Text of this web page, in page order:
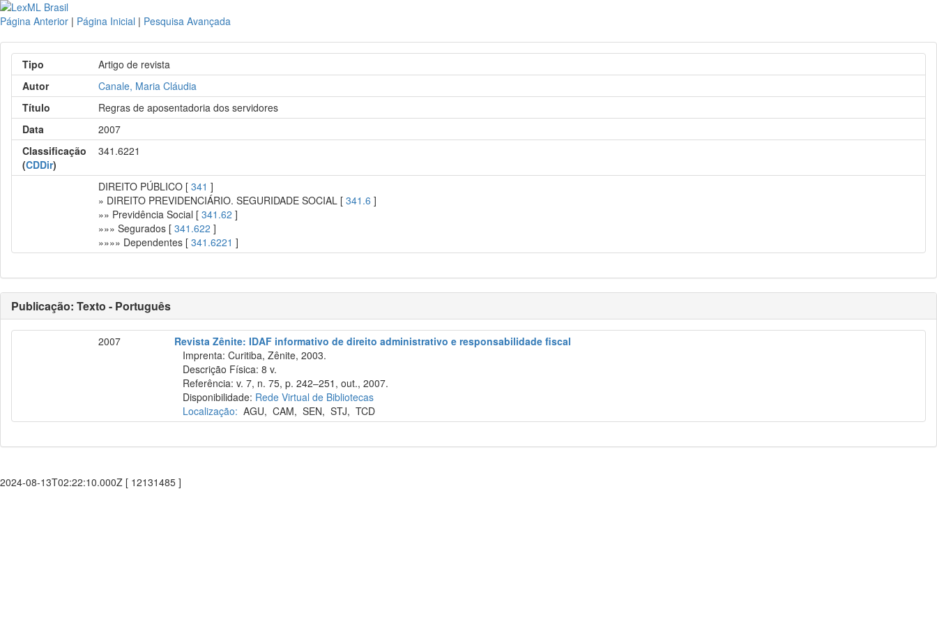
Página Anterior | Página Inicial | Pesquisa Avançada
Tipo
Artigo de revista
Autor
Canale, Maria Cláudia
Título
Regras de aposentadoria dos servidores
Data
2007
Classificação
(CDDir)
341.6221
DIREITO PÚBLICO [341 ]
» DIREITO PREVIDENCIÁRIO. SEGURIDADE SOCIAL [341.6 ]
»» Previdência Social [341.62 ]
»»» Segurados [341.622 ]
»»»» Dependentes [341.6221 ]
Publicação: Texto - Português
2007
Revista Zênite: IDAF informativo de direito administrativo e responsabilidade fiscal
Imprenta: Curitiba, Zênite, 2003.
Descrição Física: 8 v.
Referência: v. 7, n. 75, p. 242–251, out., 2007.
Disponibilidade: Rede Virtual de Bibliotecas
Localização: AGU,CAM,SEN,STJ,TCD
2024-08-13T02:22:10.000Z [ 12131485 ]